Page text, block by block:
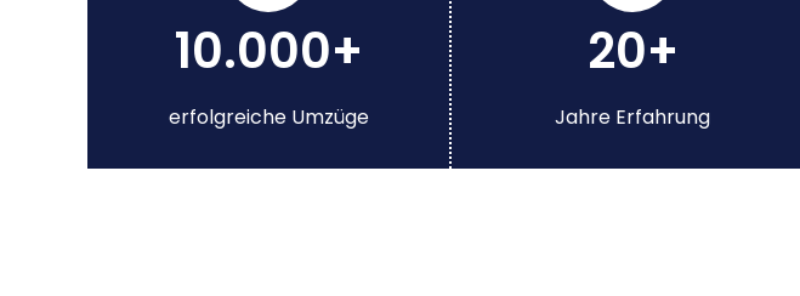
10.000+
erfolgreiche Umzüge
20+
Jahre Erfahrung